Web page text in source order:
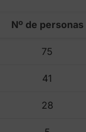
Nº de personas
75
41
28